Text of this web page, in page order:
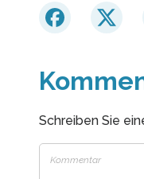
Schreiben Sie